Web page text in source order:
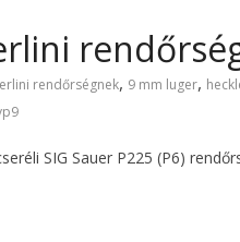
rendőrségnek, 9 mm luger,
SIG Sauer P225 (P6)